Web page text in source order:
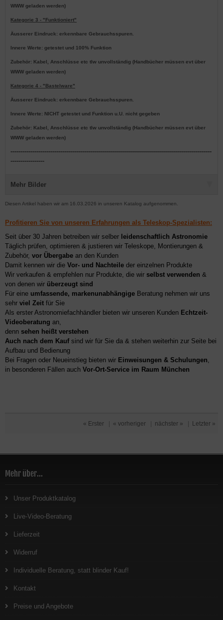
WWW geladen werden)
Kategorie 3 - "Funktioniert"
Äusserer Eindruck: erkennbare Gebrauchsspuren.
Innere Werte: getestet und 100% Funktion
Zubehör: Kabel, Anschlüsse etc tlw unvollständig (Handbücher müssen evt über
WWW geladen werden)
Kategorie 4 - "Bastelware"
Äusserer Eindruck: erkennbare Gebrauchsspuren.
Innere Werte: NICHT getestet und Funktion u.U. nicht gegeben
Zubehör: Kabel, Anschlüsse etc tlw unvollständig (Handbücher müssen evt über
WWW geladen werden)
-----------------------------------------------------------------------------------------------------
-----------------
Mehr Bilder
Diesen Artikel haben wir am 16.03.2026 in unseren Katalog aufgenommen.
Profitieren Sie von unseren Erfahrungen als Teleskop-Spezialisten:
Seit über 30 Jahren betreiben wir selber leidenschaftlich Astronomie
Täglich prüfen, optimieren & justieren wir Teleskope, Montierungen &
Zubehör, vor Übergabe an den Kunden
Damit kennen wir die Vor- und Nachteile der einzelnen Produkte
Wir verkaufen & empfehlen nur Produkte, die wir selbst verwenden &
von denen wir überzeugt sind
Für eine umfassende, markenunabhängige Beratung nehmen wir uns
sehr viel Zeit für Sie
Als erster Astronomiefachhändler bieten wir unseren Kunden Echtzeit-
Videoberatung an,
denn sehen heißt verstehen
Auch nach dem Kaufsind wir für Sie da & stehen weiterhin zur Seite bei
Aufbau und Bedienung
Bei Fragen oder Neueinstieg bieten wir Einweisungen & Schulungen,
in besonderen Fällen auch Vor-Ort-Service im Raum München
« Erster « vorheriger nächster » Letzter »
Mehr über...
Unser Produktkatalog
Live-Video-Beratung
Lieferzeit
Widerruf
Individuelle Beratung, statt blinder Kauf!
Kontakt
Preise und Angebote